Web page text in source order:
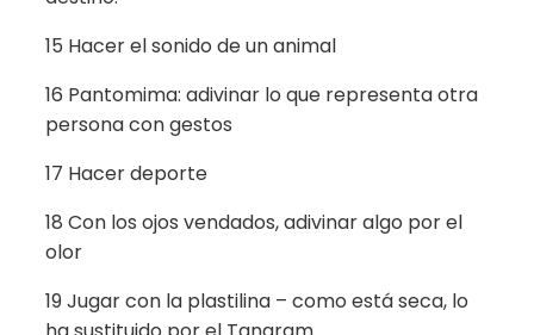
15 Hacer el sonido de un animal
16 Pantomima: adivinar lo que representa otra
persona con gestos
17 Hacer deporte
18 Con los ojos vendados, adivinar algo por el
olor
19 Jugar con la plastilina – como está seca, lo